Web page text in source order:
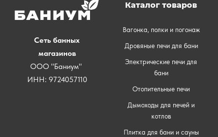
Сеть банных
магазинов
ООО "Баниум"
ИНН: 9724057110
Каталог товаров
Вагонка, полки и погонаж
Дровяные печи для бани
Электрические печи для
бани
Отопительные печи
Дымоходы для печей и
котлов
Плитка для бани и сауны